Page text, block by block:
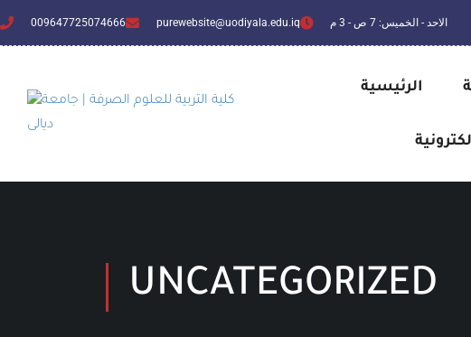
009647725074666 purewebsite@uodiyala.edu.iq الاحد - الخميس: 7 ص - 3 م
الرئيسية
UNCATEGORIZED